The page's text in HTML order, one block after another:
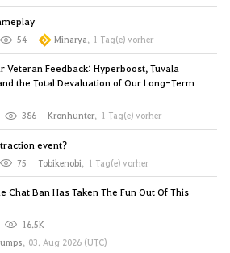
54 Minarya, 1 Tag(e) vorher
Veteran Feedback: Hyperboost, Tuvala
the Total Devaluation of Our Long-Term
386 Kronhunter, 1 Tag(e) vorher
event?
75 Tobikenobi, 1 Tag(e) vorher
Chat Ban Has Taken The Fun Out Of This
16.5K
, 03. Aug 2026 (UTC)